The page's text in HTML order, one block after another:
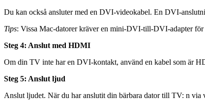
Du kan också ansluter med en DVI-videokabel. En DVI-
Tips: Vissa Mac-datorer kräver en mini-DVI-till-DVI-adapter
Steg 4: Anslut med HDMI
Om din TV inte har en DVI-kontakt, använd en kabel som är
Steg 5: Anslut ljud
Anslut ljudet. När du har anslutit din bärbara dator till TV: n